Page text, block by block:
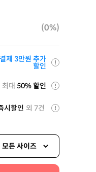
(0%)
제 3만원 추가
할인
최대 50% 할인
시할인 외 7건
모든 사이즈